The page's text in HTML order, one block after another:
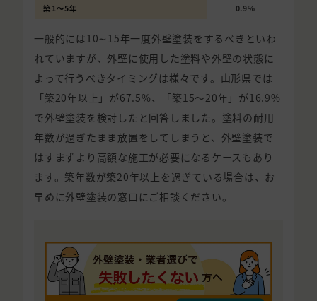
築1〜5年 0.9%
一般的には10∼15年一度外壁塗装をするべきといわ
れていますが、外壁に使用した塗料や外壁の状態に
よって行うべきタイミングは様々です。山形県では
「築20年以上」が67.5%、「築15〜20年」が16.9%
で外壁塗装を検討したと回答しました。塗料の耐用
年数が過ぎたまま放置をしてしまうと、外壁塗装で
はすまずより高額な施工が必要になるケースもあり
ます。築年数が築20年以上を過ぎている場合は、お
早めに外壁塗装の窓口にご相談ください。